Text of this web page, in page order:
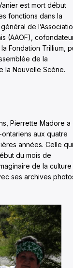
est mort début
fonctions dans la
de
(AAOF),
Fondation Trillium,
de la
la Nouvelle Scène.
Pierrette Madore a
aux quatre
années. Celle qui
du mois de
de la culture
ses archives